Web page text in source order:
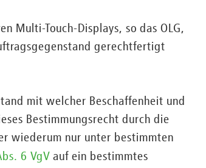
Multi-Touch-Displays, so das OLG,
gerechtfertigt
mit welcher Beschaffenheit und
Bestimmungsrecht durch die
wiederum nur unter bestimmten
6 VgV auf ein bestimmtes